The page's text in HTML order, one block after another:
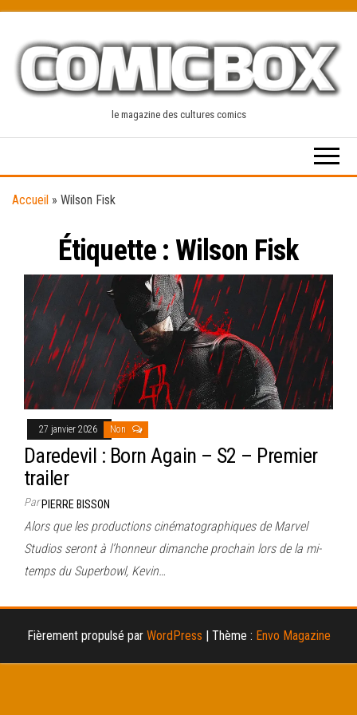
content
le magazine des cultures comics
Accueil » Wilson Fisk
Étiquette : Wilson Fisk
27 janvier 2026 Non
Daredevil : Born Again – S2 – Premier
trailer
ParPIERRE BISSON
Alors que les productions cinématographiques de Marvel
Studios seront à l’honneur dimanche prochain lors de la mi-
temps du Superbowl, Kevin…
Fièrement propulsé par WordPress | Thème : Envo Magazine